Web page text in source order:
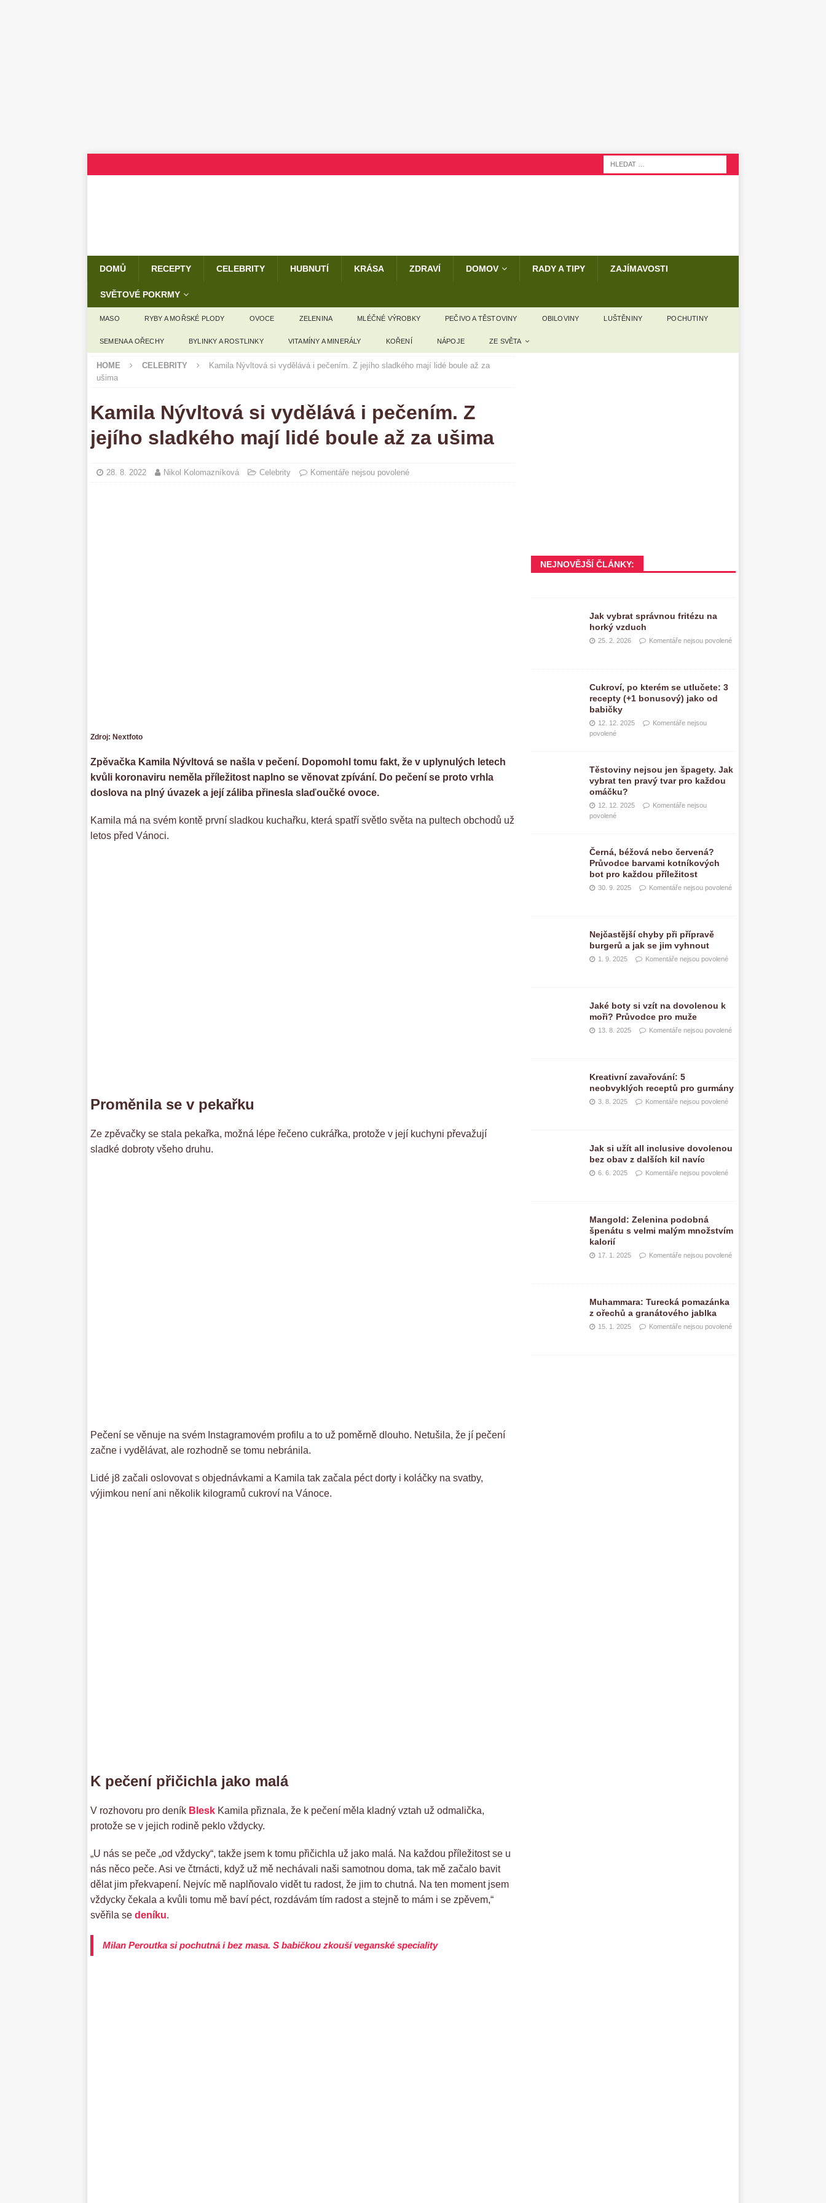
DOMŮ RECEPTY CELEBRITY HUBNUTÍ KRÁSA ZDRAVÍ DOMOV RADY A TIPY ZAJÍMAVOSTI
SVĚTOVÉ POKRMY
MASO RYBY A MOŘSKÉ PLODY OVOCE ZELENINA MLÉČNÉ VÝROBKY PEČIVO A TĚSTOVINY OBILOVINY LUŠTĚNINY POCHUTINY
SEMENA A OŘECHY BYLINKY A ROSTLINKY VITAMÍNY A MINERÁLY KOŘENÍ NÁPOJE ZE SVĚTA
HOME CELEBRITY
Kamila Nývltová si vydělává i pečením. Z jejího sladkého mají lidé boule až za
ušima
Kamila Nývltová si vydělává i pečením. Z
jejího sladkého mají lidé boule až za ušima
28. 8. 2022 Nikol Kolomazníková Celebrity Komentáře nejsou povolené
Zdroj: Nextfoto
Zpěvačka Kamila Nývltová se našla v pečení. Dopomohl tomu fakt, že v uplynulých letech
kvůli koronaviru neměla příležitost naplno se věnovat zpívání. Do pečení se proto vrhla
doslova na plný úvazek a její záliba přinesla slaďoučké ovoce.
Kamila má na svém kontě první sladkou kuchařku, která spatří světlo světa na pultech obchodů už
letos před Vánoci.
Proměnila se v pekařku
Ze zpěvačky se stala pekařka, možná lépe řečeno cukrářka, protože v její kuchyni převažují
sladké dobroty všeho druhu.
Pečení se věnuje na svém Instagramovém profilu a to už poměrně dlouho. Netušila, že jí pečení
začne i vydělávat, ale rozhodně se tomu nebránila.
Lidé j8 začali oslovovat s objednávkami a Kamila tak začala péct dorty i koláčky na svatby,
výjimkou není ani několik kilogramů cukroví na Vánoce.
K pečení přičichla jako malá
V rozhovoru pro deník Blesk Kamila přiznala, že k pečení měla kladný vztah už odmalička,
protože se v jejich rodině peklo vždycky.
„U nás se peče „od vždycky“, takže jsem k tomu přičichla už jako malá. Na každou příležitost se u
nás něco peče. Asi ve čtrnácti, když už mě nechávali naši samotnou doma, tak mě začalo bavit
dělat jim překvapení. Nejvíc mě naplňovalo vidět tu radost, že jim to chutná. Na ten moment jsem
vždycky čekala a kvůli tomu mě baví péct, rozdávám tím radost a stejně to mám i se zpěvem,“
svěřila se deníku.
Milan Peroutka si pochutná i bez masa. S babičkou zkouší veganské speciality
NEJNOVĚJŠÍ ČLÁNKY:
Jak vybrat správnou fritézu na
horký vzduch
25. 2. 2026 Komentáře nejsou povolené
Cukroví, po kterém se utlučete: 3
recepty (+1 bonusový) jako od
babičky
12. 12. 2025
Komentáře nejsou
povolené
Těstoviny nejsou jen špagety. Jak
vybrat ten pravý tvar pro každou
omáčku?
12. 12. 2025
Komentáře nejsou
povolené
Černá, béžová nebo červená?
Průvodce barvami kotníkových
bot pro každou příležitost
30. 9. 2025 Komentáře nejsou povolené
Nejčastější chyby při přípravě
burgerů a jak se jim vyhnout
1. 9. 2025 Komentáře nejsou povolené
Jaké boty si vzít na dovolenou k
moři? Průvodce pro muže
13. 8. 2025 Komentáře nejsou povolené
Kreativní zavařování: 5
neobvyklých receptů pro gurmány
3. 8. 2025 Komentáře nejsou povolené
Jak si užít all inclusive dovolenou
bez obav z dalších kil navíc
6. 6. 2025 Komentáře nejsou povolené
Mangold: Zelenina podobná
špenátu s velmi malým množstvím
kalorií
17. 1. 2025 Komentáře nejsou povolené
Muhammara: Turecká pomazánka
z ořechů a granátového jablka
15. 1. 2025 Komentáře nejsou povolené